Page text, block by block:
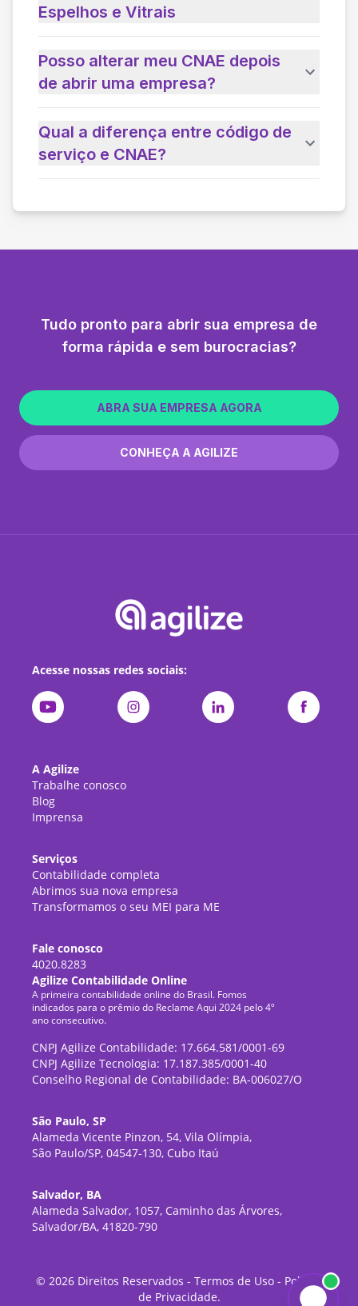
Espelhos e Vitrais
Posso alterar meu CNAE depois
de abrir uma empresa?
Qual a diferença entre código de
serviço e CNAE?
Tudo pronto para abrir sua empresa de
forma rápida e sem burocracias?
ABRA SUA EMPRESA AGORA
CONHEÇA A AGILIZE
Acesse nossas redes sociais:
A Agilize
Trabalhe conosco
Blog
Imprensa
Serviços
Contabilidade completa
Abrimos sua nova empresa
Transformamos o seu MEI para ME
Fale conosco
4020.8283
Agilize Contabilidade Online
A primeira contabilidade online do Brasil. Fomos
indicados para o prêmio do Reclame Aqui 2024 pelo 4º
ano consecutivo.
CNPJ Agilize Contabilidade: 17.664.581/0001-69
CNPJ Agilize Tecnologia: 17.187.385/0001-40
Conselho Regional de Contabilidade: BA-006027/O
São Paulo, SP
Alameda Vicente Pinzon, 54, Vila Olímpia,
São Paulo/SP, 04547-130, Cubo Itaú
Salvador, BA
Alameda Salvador, 1057, Caminho das Árvores,
Salvador/BA, 41820-790
© 2026Direitos Reservados - Termos de Uso- Política
de Privacidade.